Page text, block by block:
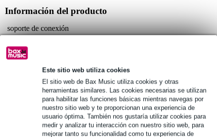
Este sitio web utiliza cookies
El sitio web de Bax Music utiliza cookies y otras
herramientas similares. Las cookies necesarias se utilizan
para habilitar las funciones básicas mientras navegas por
nuestro sitio web y te proporcionan una experiencia de
usuario óptima. También nos gustaría utilizar cookies para
medir y analizar tu interacción con nuestro sitio web, para
mejorar tanto su funcionalidad como tu experiencia de
Información del producto
soporte de conexión
R8800
material: acero de 1,5 mm de grosor
Véase también (8)